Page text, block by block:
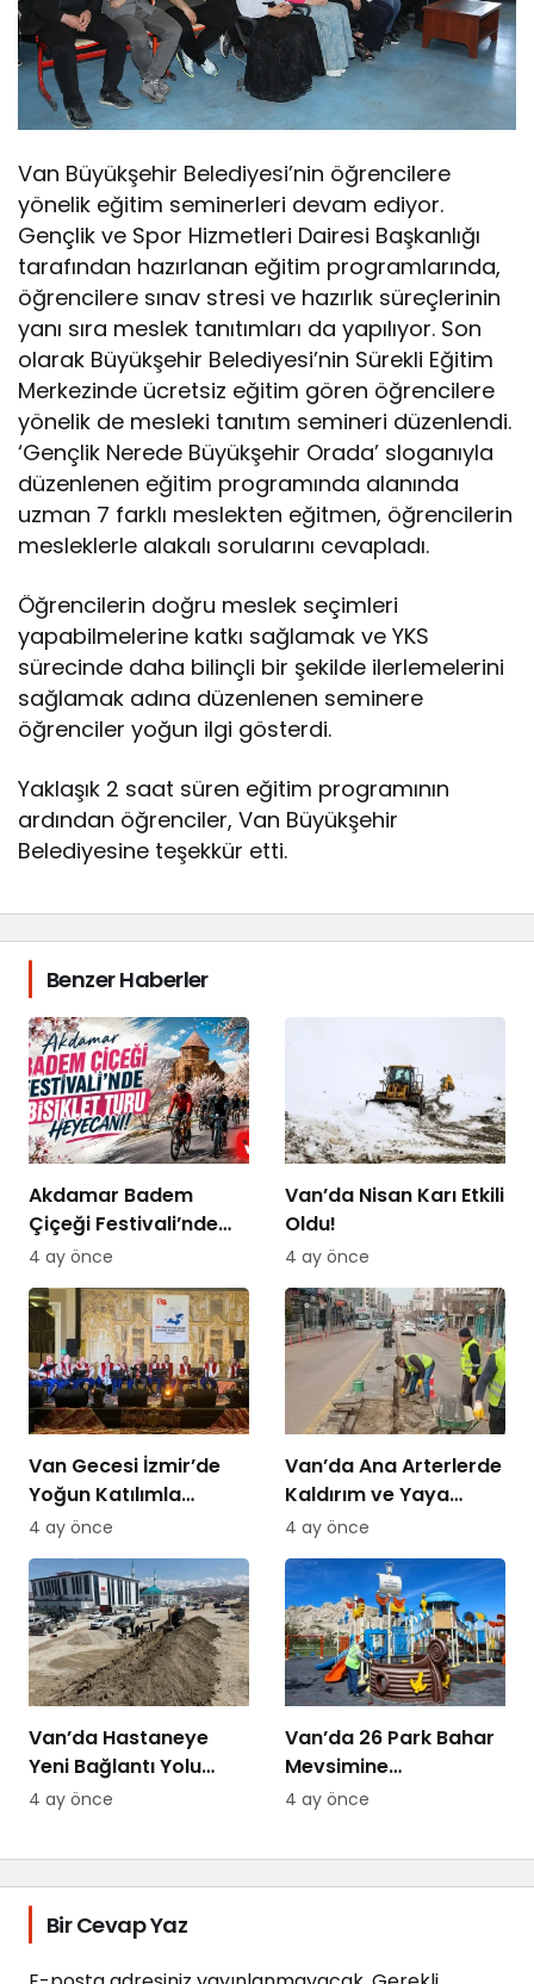
Van Büyükşehir Belediyesi’nin öğrencilere
yönelik eğitim seminerleri devam ediyor.
Gençlik ve Spor Hizmetleri Dairesi Başkanlığı
tarafından hazırlanan eğitim programlarında,
öğrencilere sınav stresi ve hazırlık süreçlerinin
yanı sıra meslek tanıtımları da yapılıyor. Son
olarak Büyükşehir Belediyesi’nin Sürekli Eğitim
Merkezinde ücretsiz eğitim gören öğrencilere
yönelik de mesleki tanıtım semineri düzenlendi.
‘Gençlik Nerede Büyükşehir Orada’ sloganıyla
düzenlenen eğitim programında alanında
uzman 7 farklı meslekten eğitmen, öğrencilerin
mesleklerle alakalı sorularını cevapladı.
Öğrencilerin doğru meslek seçimleri
yapabilmelerine katkı sağlamak ve YKS
sürecinde daha bilinçli bir şekilde ilerlemelerini
sağlamak adına düzenlenen seminere
öğrenciler yoğun ilgi gösterdi.
Yaklaşık 2 saat süren eğitim programının
ardından öğrenciler, Van Büyükşehir
Belediyesine teşekkür etti.
Benzer Haberler
Akdamar Badem
Çiçeği Festivali’nde
Bisiklet Turu Heyecanı
4 ay önce
Van’da Nisan Karı Etkili
Oldu!
4 ay önce
Van Gecesi İzmir’de
Yoğun Katılımla
Düzenlendi
4 ay önce
Van’da Ana Arterlerde
Kaldırım ve Yaya
Yolları Yenileniyor
4 ay önce
Van’da Hastaneye
Yeni Bağlantı Yolu
Yapılıyor
4 ay önce
Van’da 26 Park Bahar
Mevsimine
Hazırlanıyor
4 ay önce
Bir Cevap Yaz